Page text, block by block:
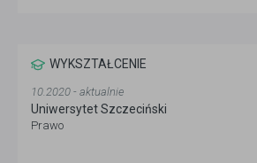
WYKSZTAŁCENIE
10.2020 - aktualnie
Uniwersytet Szczeciński
Prawo